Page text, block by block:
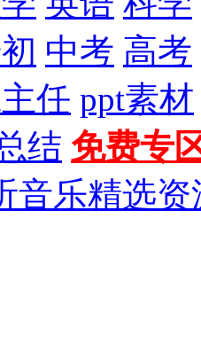
中考 高考
任 ppt素材
结 免费专
音乐精选资